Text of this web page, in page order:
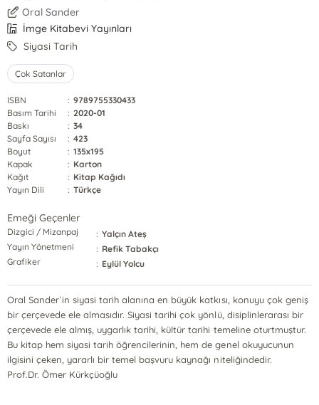
Oral Sander
İmge Kitabevi Yayınları
Siyasi Tarih
Çok Satanlar
ISBN : 9789755330433
Basım Tarihi
: 2020-01
Baskı
: 34
Sayfa Sayısı
: 423
Boyut
: 135x195
Kapak
: Karton
Kağıt
: Kitap Kağıdı
Yayın Dili
: Türkçe
Emeği Geçenler
Dizgici / Mizanpaj : Yalçın Ateş
Yayın Yönetmeni
: Refik Tabakçı
Grafiker
: Eylül Yolcu
Oral Sander´in siyasi tarih alanına en büyük katkısı, konuyu çok geniş
bir çerçevede ele almasıdır. Siyasi tarihi çok yönlü, disiplinlerarası bir
çerçevede ele almış, uygarlık tarihi, kültür tarihi temeline oturtmuştur.
Bu kitap hem siyasi tarih öğrencilerinin, hem de genel okuyucunun
ilgisini çeken, yararlı bir temel başvuru kaynağı niteliğindedir.
Prof.Dr. Ömer Kürkçüoğlu